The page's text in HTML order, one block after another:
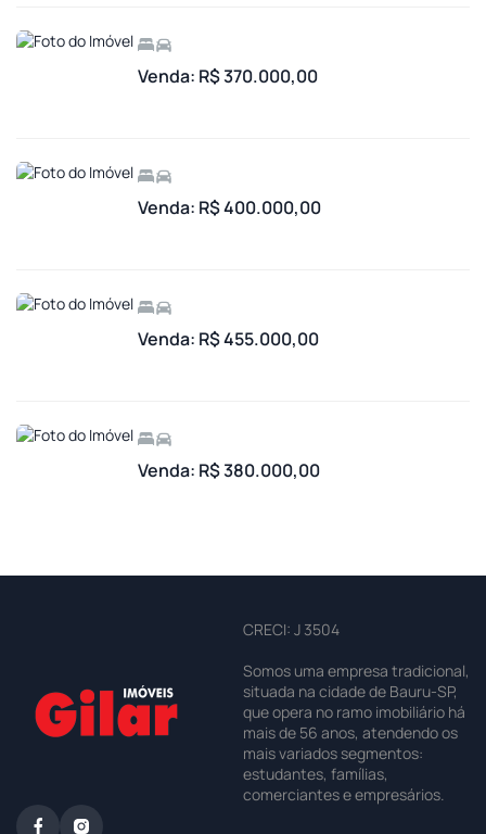
Venda: R$ 370.000,00
Venda: R$ 400.000,00
Venda: R$ 455.000,00
Venda: R$ 380.000,00
CRECI: J 3504
Somos uma empresa tradicional,
situada na cidade de Bauru-SP,
que opera no ramo imobiliário há
mais de 56 anos, atendendo os
mais variados segmentos:
estudantes, famílias,
comerciantes e empresários.